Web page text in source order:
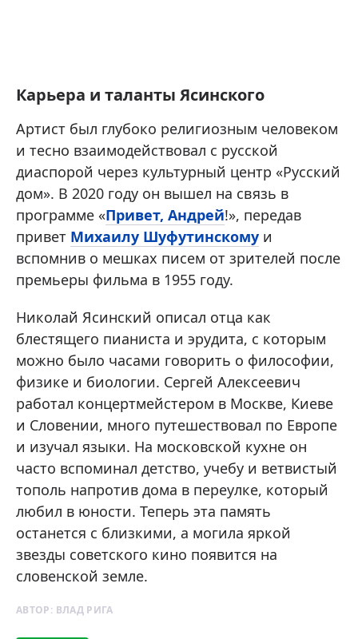
Карьера и таланты Ясинского
Артист был глубоко религиозным человеком
и тесно взаимодействовал с русской
диаспорой через культурный центр «Русский
дом». В 2020 году он вышел на связь в
программе «Привет, Андрей!», передав
привет Михаилу Шуфутинскому и
вспомнив о мешках писем от зрителей после
премьеры фильма в 1955 году.
Николай Ясинский описал отца как
блестящего пианиста и эрудита, с которым
можно было часами говорить о философии,
физике и биологии. Сергей Алексеевич
работал концертмейстером в Москве, Киеве
и Словении, много путешествовал по Европе
и изучал языки. На московской кухне он
часто вспоминал детство, учебу и ветвистый
тополь напротив дома в переулке, который
любил в юности. Теперь эта память
останется с близкими, а могила яркой
звезды советского кино появится на
словенской земле.
АВТОР: ВЛАД РИГА